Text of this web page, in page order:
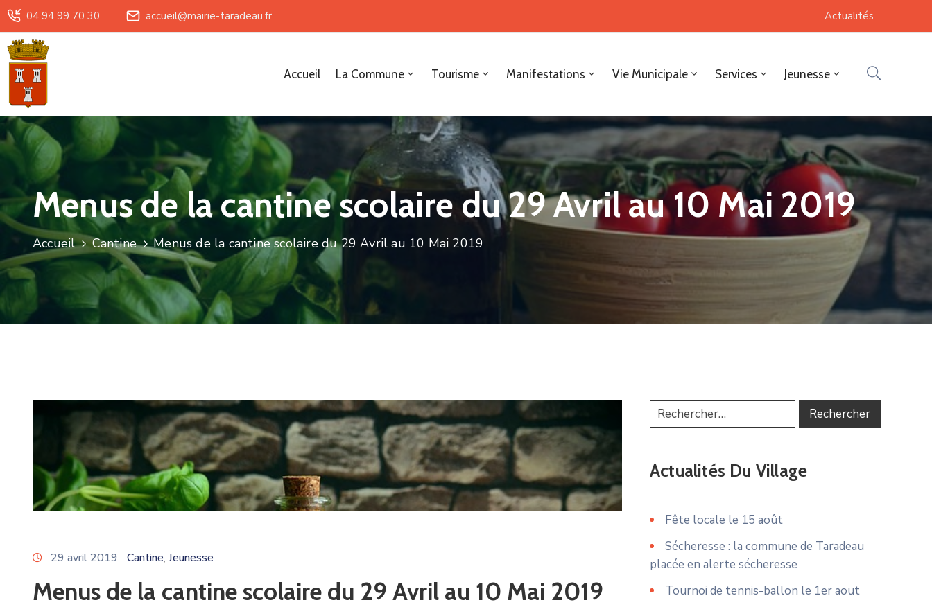
04 94 99 70 30 accueil@mairie-taradeau.fr Actualités
Accueil La Commune Tourisme Manifestations Vie Municipale Services Jeunesse
Menus de la cantine scolaire du 29 Avril au 10 Mai 2019
Accueil Cantine Menus de la cantine scolaire du 29 Avril au 10 Mai 2019
29 avril 2019 Cantine‚ Jeunesse
Menus de la cantine scolaire du 29 Avril au 10 Mai 2019
Actualités Du Village
Fête locale le 15 août
Sécheresse : la commune de Taradeau
placée en alerte sécheresse
Tournoi de tennis-ballon le 1er aout